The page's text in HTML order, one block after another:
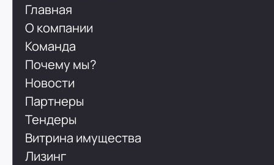
Главная
О компании
Команда
Почему мы?
Новости
Партнеры
Тендеры
Витрина имущества
Лизинг